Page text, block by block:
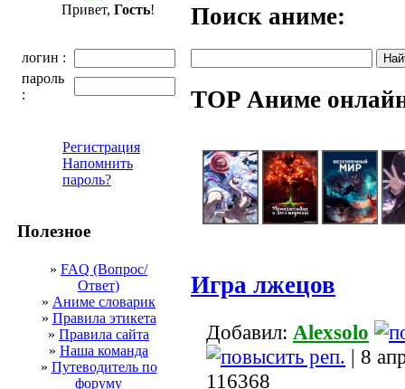
Привет, Гость!
логин :
пароль
:
Регистрация
Напомнить
пароль?
Полезное
» FAQ (Вопрос/
Ответ)
» Аниме словарик
» Правила этикета
» Правила сайта
» Наша команда
» Путеводитель по
форуму
Поиск аниме:
TOP Аниме
Игра лжецов
Добавил: Alexsolo
| 8
116368